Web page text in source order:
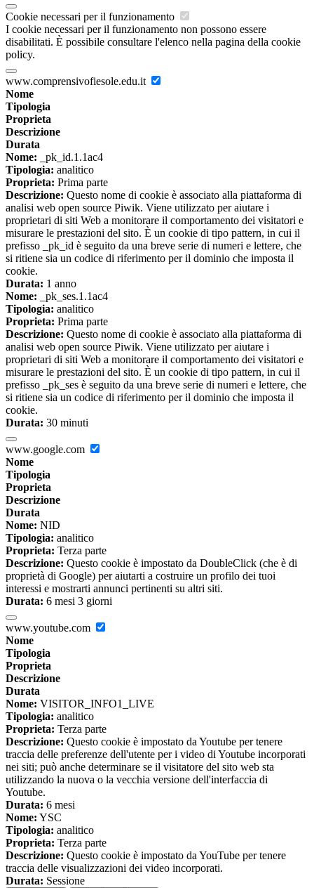
Cookie necessari per il funzionamento
I cookie necessari per il funzionamento non possono essere
disabilitati. È possibile consultare l'elenco nella pagina della cookie
policy.
www.comprensivofiesole.edu.it
Nome
Tipologia
Proprieta
Descrizione
Durata
Nome: _pk_id.1.1ac4
Tipologia: analitico
Proprieta: Prima parte
Descrizione: Questo nome di cookie è associato alla piattaforma di
analisi web open source Piwik. Viene utilizzato per aiutare i
proprietari di siti Web a monitorare il comportamento dei visitatori e
misurare le prestazioni del sito. È un cookie di tipo pattern, in cui il
prefisso _pk_id è seguito da una breve serie di numeri e lettere, che
si ritiene sia un codice di riferimento per il dominio che imposta il
cookie.
Durata: 1 anno
Nome: _pk_ses.1.1ac4
Tipologia: analitico
Proprieta: Prima parte
Descrizione: Questo nome di cookie è associato alla piattaforma di
analisi web open source Piwik. Viene utilizzato per aiutare i
proprietari di siti Web a monitorare il comportamento dei visitatori e
misurare le prestazioni del sito. È un cookie di tipo pattern, in cui il
prefisso _pk_ses è seguito da una breve serie di numeri e lettere, che
si ritiene sia un codice di riferimento per il dominio che imposta il
cookie.
Durata: 30 minuti
www.google.com
Nome
Tipologia
Proprieta
Descrizione
Durata
Nome: NID
Tipologia: analitico
Proprieta: Terza parte
Descrizione: Questo cookie è impostato da DoubleClick (che è di
proprietà di Google) per aiutarti a costruire un profilo dei tuoi
interessi e mostrarti annunci pertinenti su altri siti.
Durata: 6 mesi 3 giorni
www.youtube.com
Nome
Tipologia
Proprieta
Descrizione
Durata
Nome: VISITOR_INFO1_LIVE
Tipologia: analitico
Proprieta: Terza parte
Descrizione: Questo cookie è impostato da Youtube per tenere
traccia delle preferenze dell'utente per i video di Youtube incorporati
nei siti; può anche determinare se il visitatore del sito web sta
utilizzando la nuova o la vecchia versione dell'interfaccia di
Youtube.
Durata: 6 mesi
Nome: YSC
Tipologia: analitico
Proprieta: Terza parte
Descrizione: Questo cookie è impostato da YouTube per tenere
traccia delle visualizzazioni dei video incorporati.
Durata: Sessione